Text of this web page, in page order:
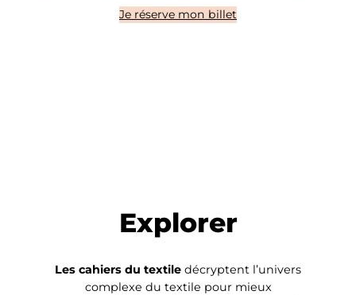
Je réserve mon billet
Explorer
Les cahiers du textile décryptent l’univers
complexe du textile pour mieux